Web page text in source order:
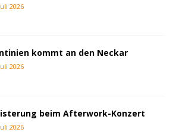
2026
kommt an den Neckar
2026
beim Afterwork-Konzert
2026